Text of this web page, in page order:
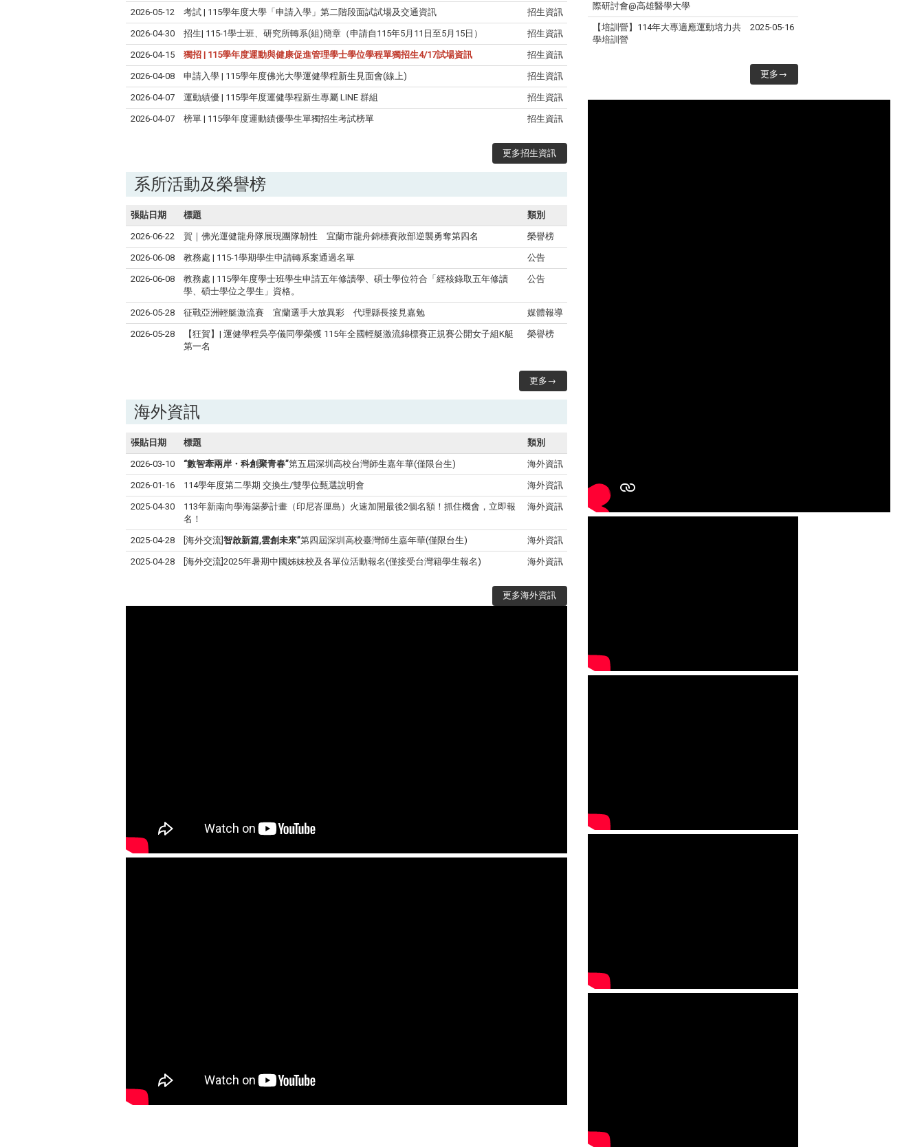
2026-05-12 考試 | 115學年度大學「申請入學」第二階段面試試場及交通資訊 招生資訊
2026-04-30 招生| 115-1學士班、研究所轉系(組)簡章（申請自115年5月11日至5月15日） 招生資訊
2026-04-15 獨招 | 115學年度運動與健康促進管理學士學位學程單獨招生4/17試場資訊 招生資訊
2026-04-08 申請入學 | 115學年度佛光大學運健學程新生見面會(線上) 招生資訊
2026-04-07 運動績優 | 115學年度運健學程新生專屬 LINE 群組 招生資訊
2026-04-07 榜單 | 115學年度運動績優學生單獨招生考試榜單 招生資訊
更多招生資訊
系所活動及榮譽榜
張貼日期 標題 類別
2026-06-22 賀｜佛光運健龍舟隊展現團隊韌性 宜蘭市龍舟錦標賽敗部逆襲勇奪第四名 榮譽榜
2026-06-08 教務處 | 115-1學期學生申請轉系案通過名單 公告
2026-06-08
教務處 | 115學年度學士班學生申請五年修讀學、碩士學位符合「經核錄取五年修讀
學、碩士學位之學生」資格。
公告
2026-05-28 征戰亞洲輕艇激流賽 宜蘭選手大放異彩 代理縣長接見嘉勉 媒體報導
2026-05-28
【狂賀】| 運健學程吳亭儀同學榮獲 115年全國輕艇激流錦標賽正規賽公開女子組K艇
第一名
榮譽榜
更多→
海外資訊
張貼日期 標題 類別
2026-03-10 “數智牽兩岸・科創聚青春”第五屆深圳高校台灣師生嘉年華(僅限台生) 海外資訊
2026-01-16 114學年度第二學期 交換生/雙學位甄選說明會 海外資訊
2025-04-30
113年新南向學海築夢計畫（印尼峇厘島）火速加開最後2個名額！抓住機會，立即報
名！
海外資訊
2025-04-28 [海外交流]智啟新篇,雲創未來”第四屆深圳高校臺灣師生嘉年華(僅限台生) 海外資訊
2025-04-28 [海外交流]2025年暑期中國姊妹校及各單位活動報名(僅接受台灣籍學生報名) 海外資訊
更多海外資訊
際研討會@高雄醫學大學
【培訓營】114年大專適應運動培力共
學培訓營
2025-05-16
更多→